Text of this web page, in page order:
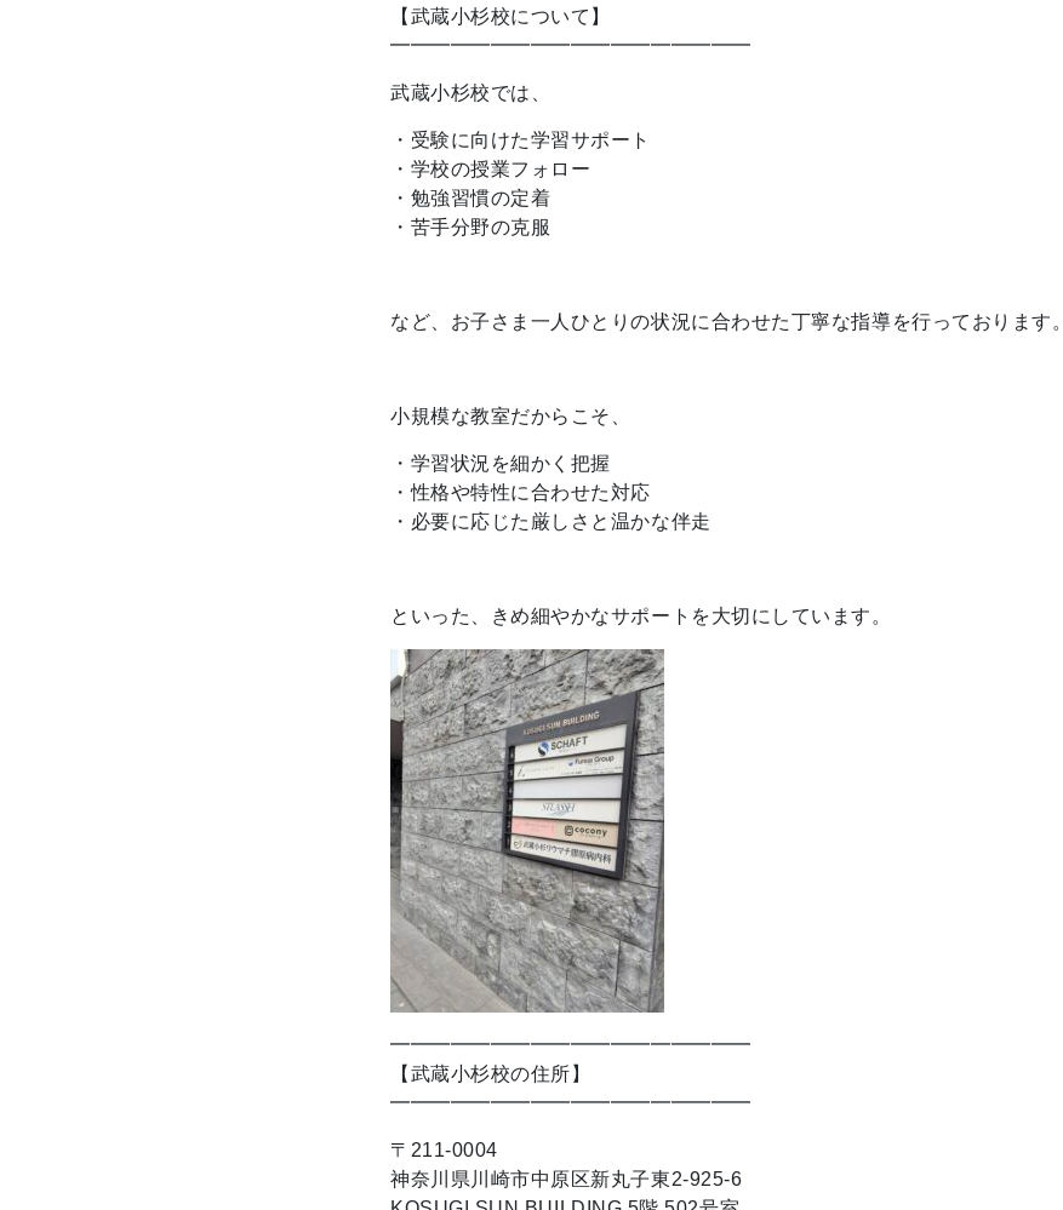
【武蔵小杉校について】
━━━━━━━━━━━━━━━━━━
武蔵小杉校では、
・受験に向けた学習サポート
・学校の授業フォロー
・勉強習慣の定着
・苦手分野の克服
など、お子さま一人ひとりの状況に合わせた丁寧な指導を行っております。
小規模な教室だからこそ、
・学習状況を細かく把握
・性格や特性に合わせた対応
・必要に応じた厳しさと温かな伴走
といった、きめ細やかなサポートを大切にしています。
━━━━━━━━━━━━━━━━━━
【武蔵小杉校の住所】
━━━━━━━━━━━━━━━━━━
〒211-0004
神奈川県川崎市中原区新丸子東2-925-6